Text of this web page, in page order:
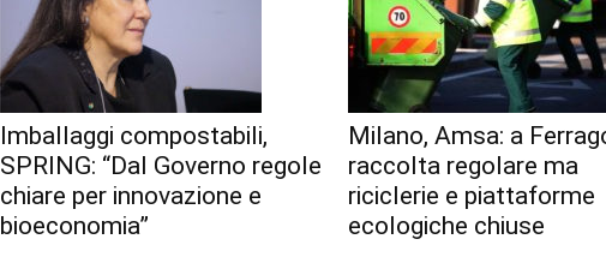
Imballaggi compostabili,
SPRING: “Dal Governo regole
chiare per innovazione e
bioeconomia”
Milano, Amsa: a
raccolta regolare ma
riciclerie e piattaforme
ecologiche chiuse